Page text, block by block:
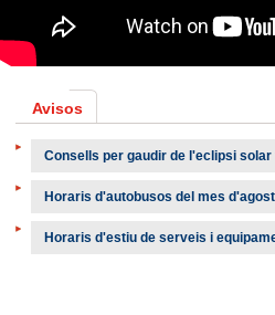
Avisos
Consells per gaudir de l'eclipsi solar
Horaris d'autobusos del mes
Horaris d'estiu de serveis i